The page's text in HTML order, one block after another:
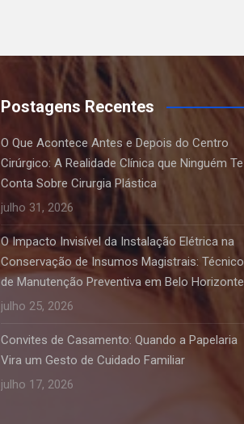
Postagens Recentes
O Que Acontece Antes e Depois do Centro
Cirúrgico: A Realidade Clínica que Ninguém Te
Conta Sobre Cirurgia Plástica
julho 31, 2026
O Impacto Invisível da Instalação Elétrica na
Conservação de Insumos Magistrais: Técnico
de Manutenção Preventiva em Belo Horizonte
julho 25, 2026
Convites de Casamento: Quando a Papelaria
Vira um Gesto de Cuidado Familiar
julho 17, 2026